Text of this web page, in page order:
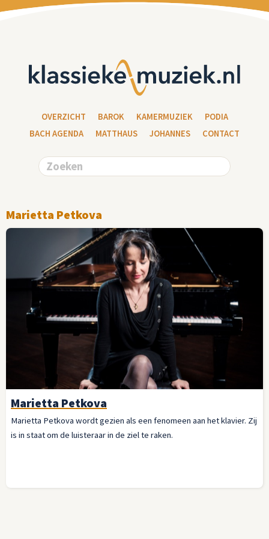
OVERZICHT BAROK KAMERMUZIEK
PODIA
BACH AGENDA
MATTHAUS JOHANNES CONTACT
Marietta Petkova
Marietta Petkova
Marietta Petkova wordt gezien als een fenomeen aan het klavier. Zij
is in staat om de luisteraar in de ziel te raken.